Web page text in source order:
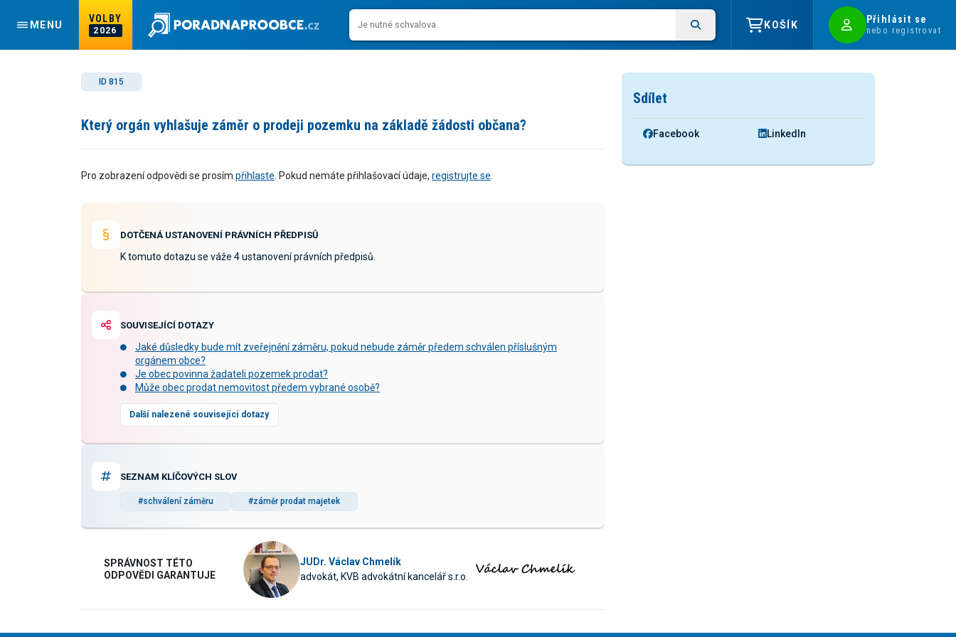
MENU
VOLBY
2026
KOŠÍK Přihlásit se
nebo registrovat
ID 815
Který orgán vyhlašuje záměr o prodeji pozemku na základě žádosti občana?
Pro zobrazení odpovědi se prosím přihlaste . Pokud nemáte přihlašovací údaje, registrujte se
DOTČENÁ USTANOVENÍ PRÁVNÍCH PŘEDPISŮ
K tomuto dotazu se váže 4 ustanovení právních předpisů.
SOUVISEJÍCÍ DOTAZY
Jaké důsledky bude mít zveřejnění záměru, pokud nebude záměr předem schválen příslušným
orgánem obce?
Je obec povinna žadateli pozemek prodat?
Může obec prodat nemovitost předem vybrané osobě?
Další nalezené související dotazy
SEZNAM KLÍČOVÝCH SLOV
#schválení záměru #záměr prodat majetek
SPRÁVNOST TÉTO
ODPOVĚDI GARANTUJE
JUDr. Václav Chmelík
advokát, KVB advokátní kancelář s.r.o.
Sdílet
Facebook LinkedIn